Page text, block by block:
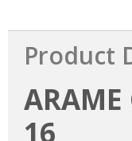
Product
16